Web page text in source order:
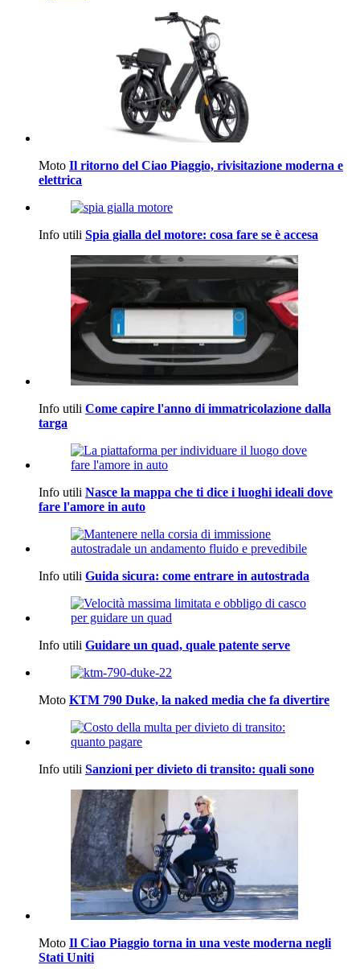
Moto Il ritorno del Ciao Piaggio, rivisitazione moderna e
elettrica
Info utili Spia gialla del motore: cosa fare se è accesa
Info utili Come capire l'anno di immatricolazione dalla
targa
Info utili Nasce la mappa che ti dice i luoghi ideali dove
fare l'amore in auto
Info utili Guida sicura: come entrare in autostrada
Info utili Guidare un quad, quale patente serve
Moto KTM 790 Duke, la naked media che fa divertire
Info utili Sanzioni per divieto di transito: quali sono
Moto Il Ciao Piaggio torna in una veste moderna negli
Stati Uniti